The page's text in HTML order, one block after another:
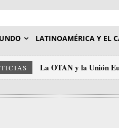
LATINOAMÉRICA Y EL
La OTAN y la Unión